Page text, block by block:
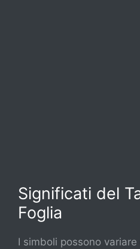
Significati del
Foglia
I simboli possono